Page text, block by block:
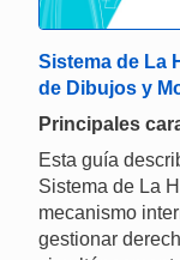
Sistema de La
de Dibujos y
Principales
Esta guía
Sistema de La
mecanismo
gestionar